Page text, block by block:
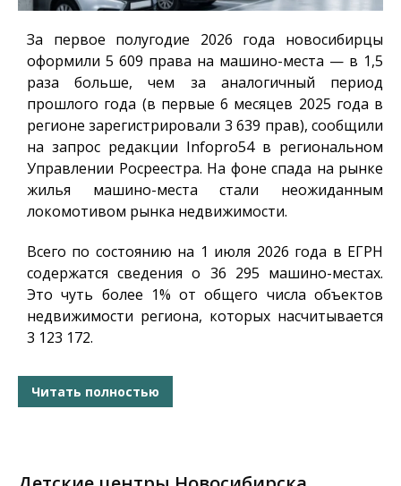
За первое полугодие 2026 года новосибирцы
оформили 5 609 права на машино-места — в 1,5
раза больше, чем за аналогичный период
прошлого года (в первые 6 месяцев 2025 года в
регионе зарегистрировали 3 639 прав), сообщили
на запрос редакции Infopro54в региональном
Управлении Росреестра. На фоне спада на рынке
жилья машино-места стали неожиданным
локомотивом рынка недвижимости.
Всего по состоянию на 1 июля 2026 года в ЕГРН
содержатся сведения о 36 295 машино-местах.
Это чуть более 1% от общего числа объектов
недвижимости региона, которых насчитывается
3 123 172.
Читать полностью